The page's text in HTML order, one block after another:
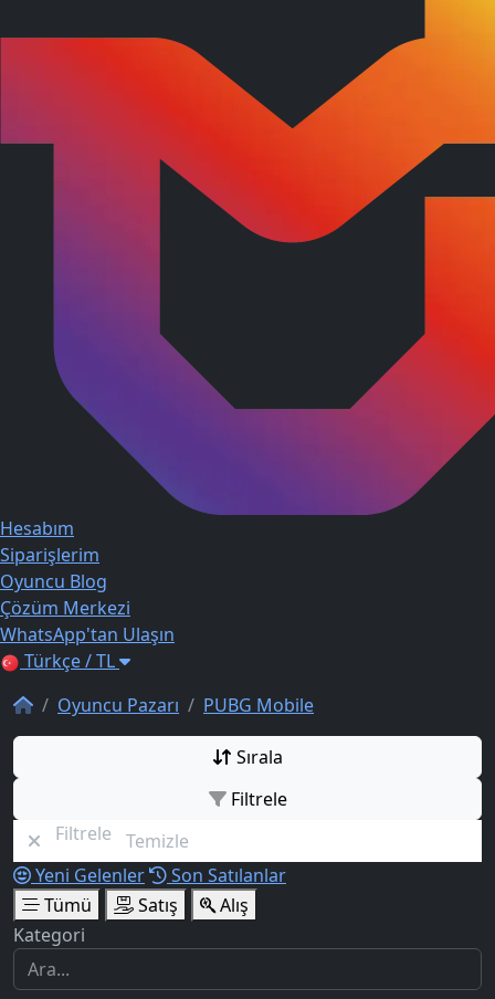
Hesabım
Siparişlerim
Oyuncu Blog
Çözüm Merkezi
WhatsApp'tan Ulaşın
Türkçe / TL
Oyuncu Pazarı
PUBG Mobile
Sırala
Filtrele
Filtrele
Temizle
Yeni Gelenler
Son Satılanlar
Tümü
Satış
Alış
Kategori